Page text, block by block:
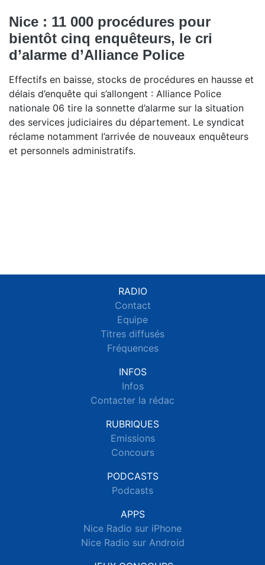
Nice : 11 000 procédures pour
bientôt cinq enquêteurs, le cri
d’alarme d’Alliance Police
Effectifs en baisse, stocks de procédures en hausse et
délais d’enquête qui s’allongent : Alliance Police
nationale 06 tire la sonnette d’alarme sur la situation
des services judiciaires du département. Le syndicat
réclame notamment l’arrivée de nouveaux enquêteurs
et personnels administratifs.
RADIO
Contact
Equipe
Titres diffusés
Fréquences
INFOS
Infos
Contacter la rédac
RUBRIQUES
Emissions
Concours
PODCASTS
Podcasts
APPS
Nice Radio sur iPhone
Nice Radio sur Android